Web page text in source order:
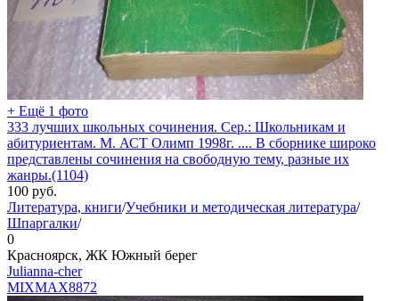
+ Ещё 1 фото
333 лучших школьных сочинения. Сер.: Школьникам и
абитуриентам. М. АСТ Олимп 1998г. .... В сборнике широко
представлены сочинения на свободную тему, разные их
жанры.(1104)
100 руб.
Литература, книги/Учебники и методическая литература/
Шпаргалки/
0
Красноярск, ЖК Южный берег
Julianna-cher
MIXMAX8872